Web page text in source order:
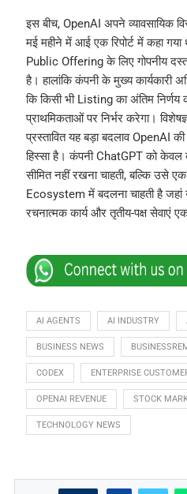
इस बीच, OpenAI अपने व्यावसायिक
मई महीने में आई एक रिपोर्ट में कहा
Public Offering के लिए गोपनीय
है। हालांकि कंपनी के मुख्य कार्यकारी
कि किसी भी Listing का अंतिम निर्णय
प्राथमिकताओं पर निर्भर करेगा।
प्रस्तावित यह बड़ा बदलाव OpenAI की
हिस्सा है। कंपनी ChatGPT को
सीमित नहीं रखना चाहती, बल्कि उसे
Ecosystem में बदलना चाहती है
रचनात्मक कार्य और तृतीय-पक्ष सेवाएं
AI AGENTS AI INDUSTRY
BUSINESS NEWS
CODEX ENTERPRISE
OPENAI REVENUE STOCK
TECHNOLOGY NEWS